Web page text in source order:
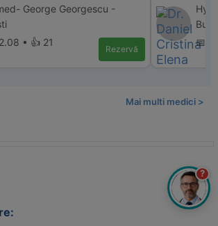
George Georgescu -
• 👍 21
Rezervă
📅
Mai multi medici >
?